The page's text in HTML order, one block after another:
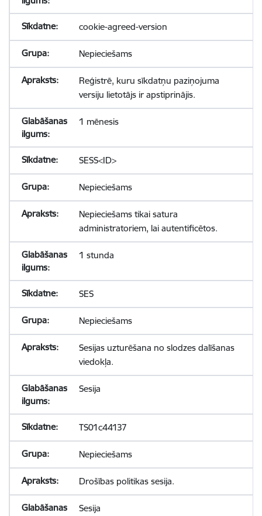
cookie-agreed-version
Nepieciešams
Reģistrē, kuru sīkdatņu paziņojuma
versiju lietotājs ir apstiprinājis.
1 mēnesis
SESS<ID>
Nepieciešams
Nepieciešams tikai satura
administratoriem, lai autentificētos.
1 stunda
SES
Nepieciešams
Sesijas uzturēšana no slodzes dalīšanas
viedokļa.
Sesija
TS01c44137
Nepieciešams
Drošības politikas sesija.
Sesija